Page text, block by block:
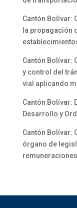
Cantón Bolívar:
la propagación
Cantón Bolívar:
y control del
vial aplicando
Cantón Bolívar:
Desarrollo y
Cantón Bolívar:
órgano de